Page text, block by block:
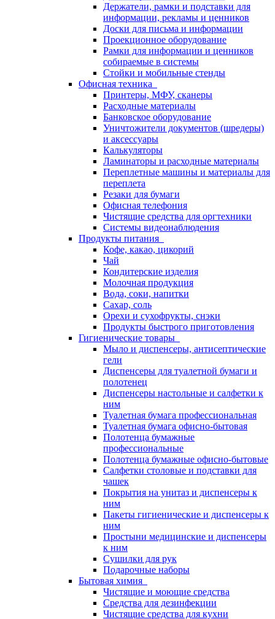
Держатели, рамки и подставки для
информации, рекламы и ценников
Доски для письма и информации
Проекционное оборудование
Рамки для информации и ценников
собираемые в системы
Стойки и мобильные стенды
Офисная техника
Принтеры, МФУ, сканеры
Расходные материалы
Банковское оборудование
Уничтожители документов (шредеры)
и аксессуары
Калькуляторы
Ламинаторы и расходные материалы
Переплетные машины и материалы для
переплета
Резаки для бумаги
Офисная телефония
Чистящие средства для оргтехники
Системы видеонаблюдения
Продукты питания
Кофе, какао, цикорий
Чай
Кондитерские изделия
Молочная продукция
Вода, соки, напитки
Сахар, соль
Орехи и сухофрукты, снэки
Продукты быстрого приготовления
Гигиенические товары
Мыло и диспенсеры, антисептические
гели
Диспенсеры для туалетной бумаги и
полотенец
Диспенсеры настольные и салфетки к
ним
Туалетная бумага профессиональная
Туалетная бумага офисно-бытовая
Полотенца бумажные
профессиональные
Полотенца бумажные офисно-бытовые
Салфетки столовые и подставки для
чашек
Покрытия на унитаз и диспенсеры к
ним
Пакеты гигиенические и диспенсеры к
ним
Простыни медицинские и диспенсеры
к ним
Сушилки для рук
Подарочные наборы
Бытовая химия
Чистящие и моющие средства
Средства для дезинфекции
Чистящие средства для кухни